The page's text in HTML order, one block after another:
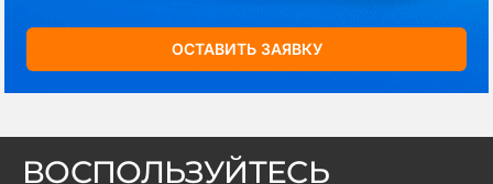
ОСТАВИТЬ ЗАЯВКУ
ВОСПОЛЬЗУЙТЕСЬ